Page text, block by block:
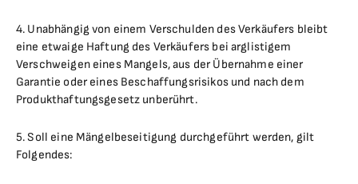
4. Unabhängig von einem Verschulden des Verkäufers bleibt
eine etwaige Haftung des Verkäufers bei arglistigem
Verschweigen eines Mangels, aus der Übernahme einer
Garantie oder eines Beschaffungsrisikos und nach dem
Produkthaftungsgesetz unberührt.
5. Soll eine Mängelbeseitigung durchgeführt werden, gilt
Folgendes: